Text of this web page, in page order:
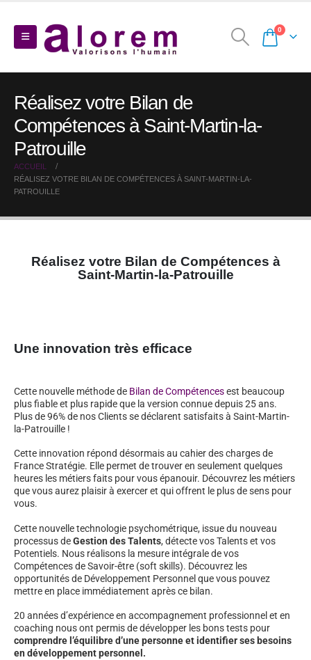
0
Réalisez votre Bilan de
Compétences à Saint-Martin-la-
Patrouille
ACCUEIL
RÉALISEZ VOTRE BILAN DE COMPÉTENCES À SAINT-MARTIN-LA-
PATROUILLE
Réalisez votre Bilan de Compétences à
Saint-Martin-la-Patrouille
Une innovation très efficace
Cette nouvelle méthode de Bilan de Compétencesest beaucoup
plus fiable et plus rapide que la version connue depuis 25 ans.
Plus de 96% de nos Clients se déclarent satisfaits à Saint-Martin-
la-Patrouille !
Cette innovation répond désormais au cahier des charges de
France Stratégie. Elle permet de trouver en seulement quelques
heures les métiers faits pour vous épanouir. Découvrez les métiers
que vous aurez plaisir à exercer et qui offrent le plus de sens pour
vous.
Cette nouvelle technologie psychométrique, issue du nouveau
processus deGestion des Talents, détecte vos Talents et vos
Potentiels. Nous réalisons la mesure intégrale de vos
Compétences de Savoir-être (soft skills). Découvrez les
opportunités de Développement Personnel que vous pouvez
mettre en place immédiatement après ce bilan.
20 années d’expérience en accompagnement professionnel et en
coaching nous ont permis de développer les bons tests pour
comprendre l’équilibre d’une personne et identifier ses besoins
en développement personnel.